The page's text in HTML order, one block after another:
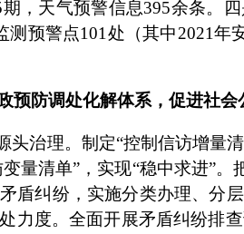
期，天气预警信息395余条。
测预警点101 处（其中2021年
预防调处化解体系，促进社会
头治理。 制定“控制信访增量
量清单”，实现“稳中求进”。
盾纠纷， 实施分类办理、分
力度。全面开展矛盾纠纷排